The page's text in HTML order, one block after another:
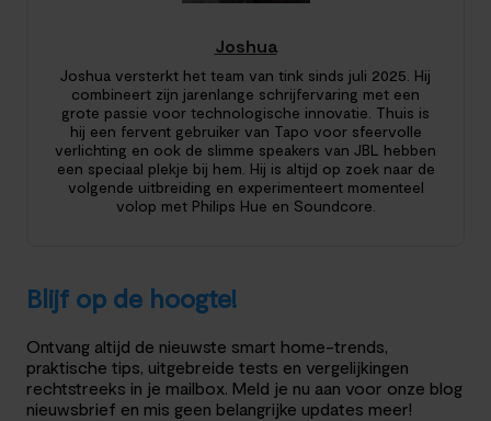
Joshua
Joshua versterkt het team van tink sinds juli 2025. Hij
combineert zijn jarenlange schrijfervaring met een
grote passie voor technologische innovatie. Thuis is
hij een fervent gebruiker van Tapo voor sfeervolle
verlichting en ook de slimme speakers van JBL hebben
een speciaal plekje bij hem. Hij is altijd op zoek naar de
volgende uitbreiding en experimenteert momenteel
volop met Philips Hue en Soundcore.
Blijf op de hoogte!
Ontvang altijd de nieuwste smart home-trends,
praktische tips, uitgebreide tests en vergelijkingen
rechtstreeks in je mailbox. Meld je nu aan voor onze blog
nieuwsbrief en mis geen belangrijke updates meer!